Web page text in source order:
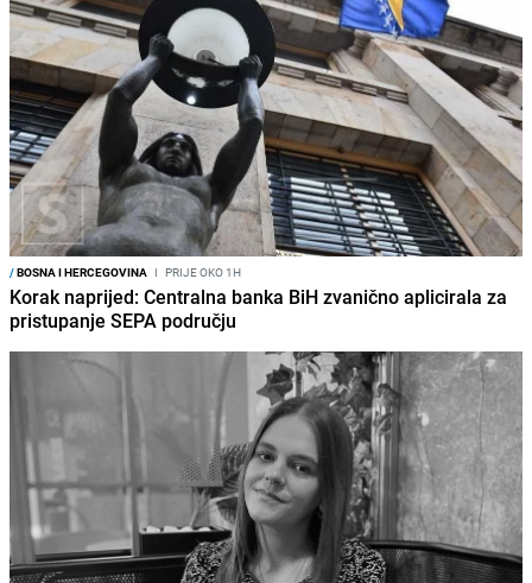
/BOSNA I HERCEGOVINA I PRIJE OKO 1H
Korak naprijed: Centralna banka BiH zvanično aplicirala za
pristupanje SEPA području